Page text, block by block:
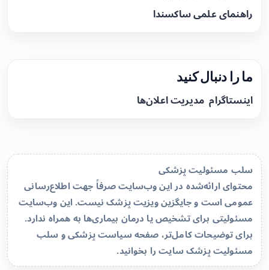
راهنمای علمی ساکسندا
ما را دنبال کنید
اینستاگرام مدیریت اعلان‌ها
سلب مسئولیت پزشکی
محتوای ارائه‌شده در این وب‌سایت صرفاً جهت اطلاع‌رسانی
عمومی است و جایگزین ویزیت پزشک نیست. این وب‌سایت
مسئولیتی برای تشخیص یا درمان بیماری‌ها به همراه ندارد.
برای توضیحات کامل‌تر، صفحهسیاست پزشکی و سلب
مسئولیت پزشک سایترا بخوانید.